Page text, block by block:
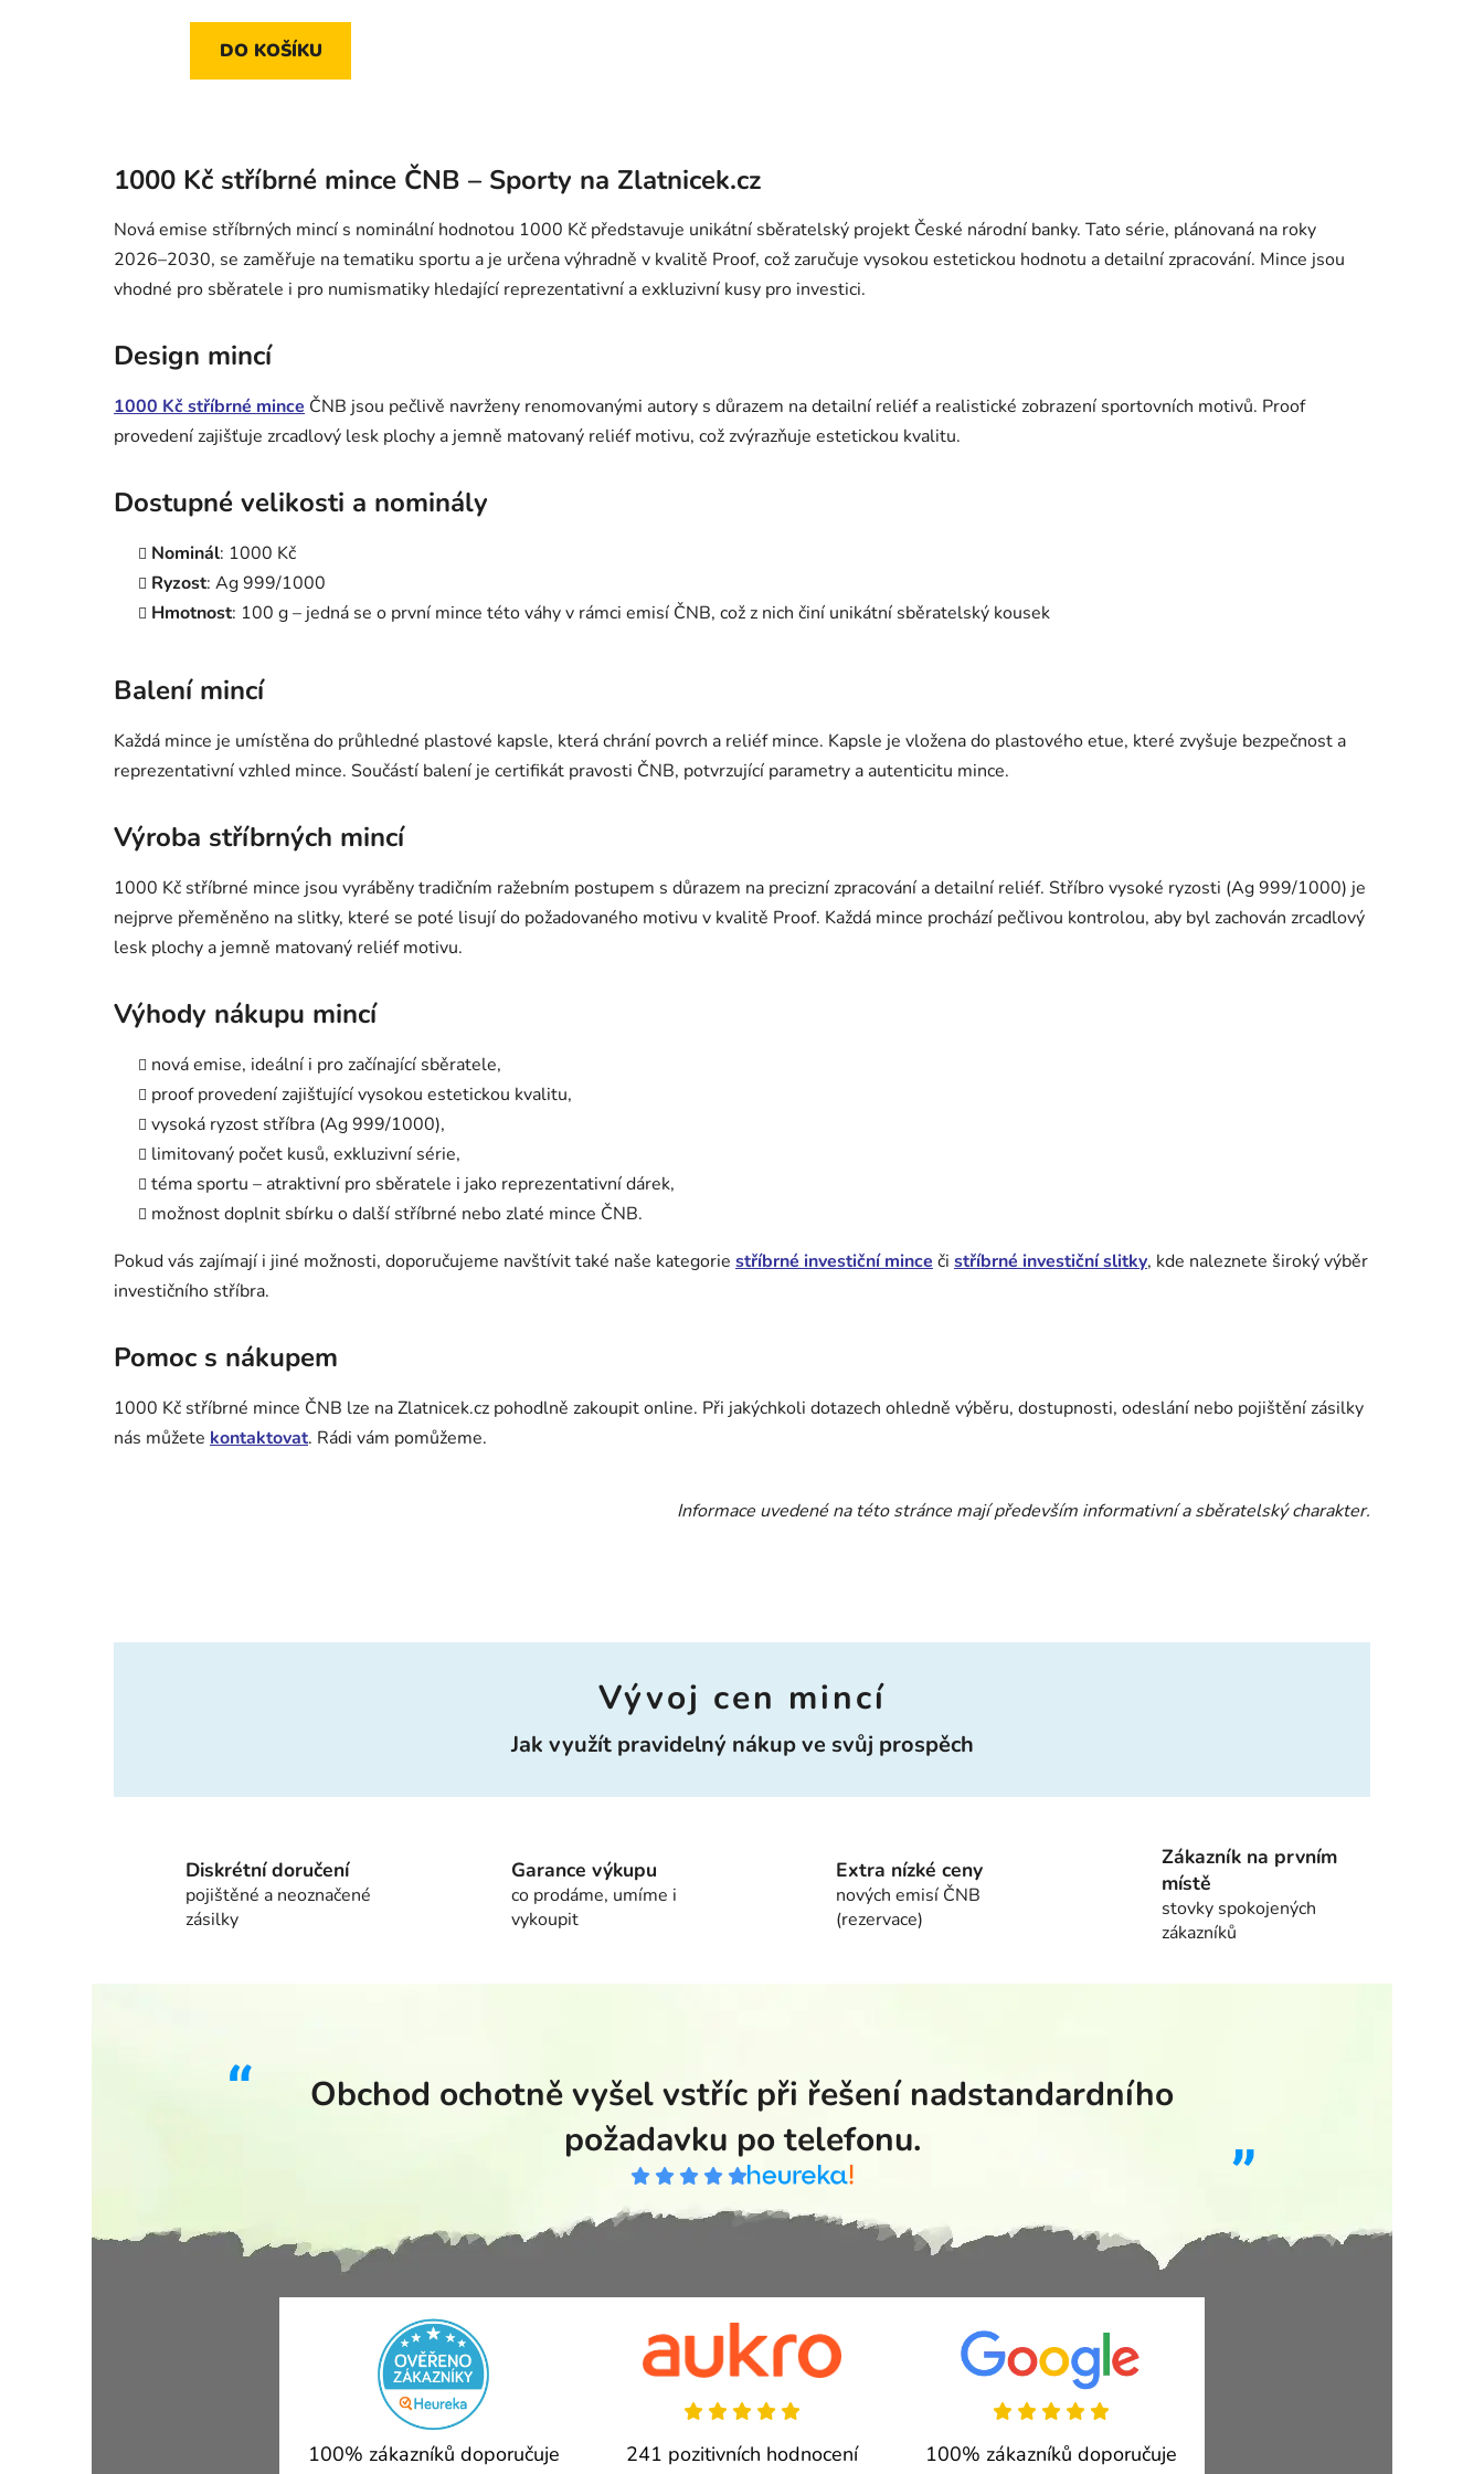
DO KOŠÍKU
1000 Kč stříbrné mince ČNB – Sporty na Zlatnicek.cz
Nová emise stříbrných mincí s nominální hodnotou 1000 Kč představuje unikátní sběratelský projekt České národní banky. Tato série, plánovaná na roky
2026–2030, se zaměřuje na tematiku sportu a je určena výhradně v kvalitě Proof, což zaručuje vysokou estetickou hodnotu a detailní zpracování. Mince jsou
vhodné pro sběratele i pro numismatiky hledající reprezentativní a exkluzivní kusy pro investici.
Design mincí
1000 Kč stříbrné mince ČNB jsou pečlivě navrženy renomovanými autory s důrazem na detailní reliéf a realistické zobrazení sportovních motivů. Proof
provedení zajišťuje zrcadlový lesk plochy a jemně matovaný reliéf motivu, což zvýrazňuje estetickou kvalitu.
Dostupné velikosti a nominály
Nominál: 1000 Kč
Ryzost: Ag 999/1000
Hmotnost: 100 g – jedná se o první mince této váhy v rámci emisí ČNB, což z nich činí unikátní sběratelský kousek
Balení mincí
Každá mince je umístěna do průhledné plastové kapsle, která chrání povrch a reliéf mince. Kapsle je vložena do plastového etue, které zvyšuje bezpečnost a
reprezentativní vzhled mince. Součástí balení je certifikát pravosti ČNB, potvrzující parametry a autenticitu mince.
Výroba stříbrných mincí
1000 Kč stříbrné mince jsou vyráběny tradičním ražebním postupem s důrazem na precizní zpracování a detailní reliéf. Stříbro vysoké ryzosti (Ag 999/1000) je
nejprve přeměněno na slitky, které se poté lisují do požadovaného motivu v kvalitě Proof. Každá mince prochází pečlivou kontrolou, aby byl zachován zrcadlový
lesk plochy a jemně matovaný reliéf motivu.
Výhody nákupu mincí
nová emise, ideální i pro začínající sběratele,
proof provedení zajišťující vysokou estetickou kvalitu,
vysoká ryzost stříbra (Ag 999/1000),
limitovaný počet kusů, exkluzivní série,
téma sportu – atraktivní pro sběratele i jako reprezentativní dárek,
možnost doplnit sbírku o další stříbrné nebo zlaté mince ČNB.
Pokud vás zajímají i jiné možnosti, doporučujeme navštívit také naše kategorie stříbrné investiční mince či stříbrné investiční slitky, kde naleznete široký výběr
investičního stříbra.
Pomoc s nákupem
1000 Kč stříbrné mince ČNB lze na Zlatnicek.cz pohodlně zakoupit online. Při jakýchkoli dotazech ohledně výběru, dostupnosti, odeslání nebo pojištění zásilky
nás můžete kontaktovat. Rádi vám pomůžeme.
Informace uvedené na této stránce mají především informativní a sběratelský charakter.
Vývoj cen mincí
Jak využít pravidelný nákup ve svůj prospěch
Diskrétní doručení
pojištěné a neoznačené
zásilky
Garance výkupu
co prodáme, umíme i
vykoupit
Extra nízké ceny
nových emisí ČNB
(rezervace)
Zákazník na prvním
místě
stovky spokojených
zákazníků
Obchod ochotně vyšel vstříc při řešení nadstandardního
požadavku po telefonu.
100% zákazníků doporučuje 241 pozitivních hodnocení 100% zákazníků doporučuje